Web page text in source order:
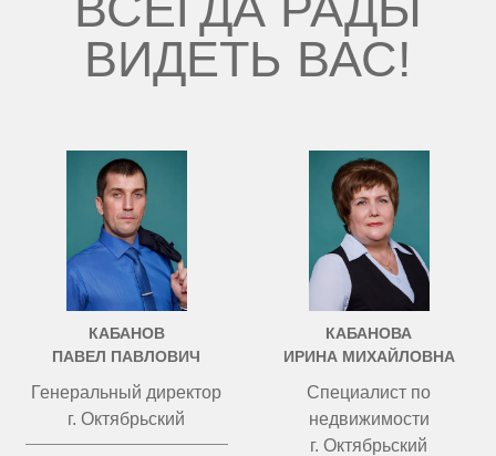
ВИДЕТЬ ВАС!
КАБАНОВ
ПАВЕЛ ПАВЛОВИЧ
Генеральный директор
г. Октябрьский
КАБАНОВА
ИРИНА МИХАЙЛОВНА
Специалист по
недвижимости
г. Октябрьский